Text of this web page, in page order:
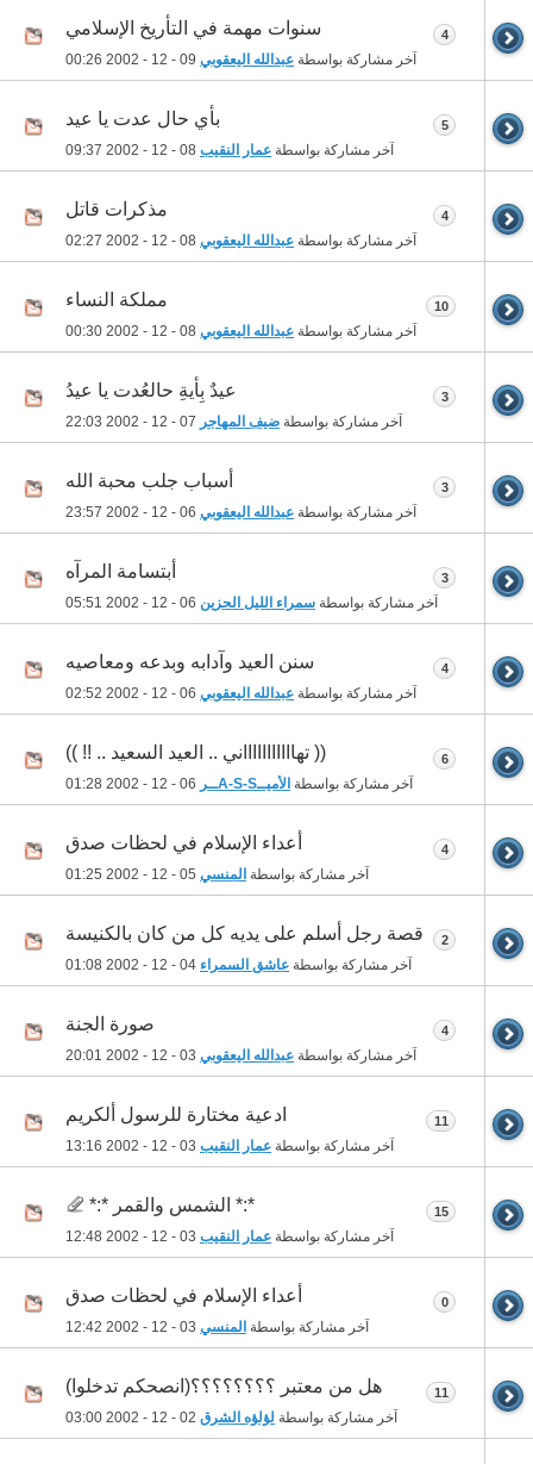
سنوات مهمة في التأريخ الإسلامي
آخر مشاركة بواسطة عبدالله اليعقوبي 00:26
4
بأي حال عدت يا عيد
آخر مشاركة بواسطة عمار النقيب 09:37
5
مذكرات قاتل
آخر مشاركة بواسطة عبدالله اليعقوبي 02:27
4
مملكة النساء
آخر مشاركة بواسطة عبدالله اليعقوبي 00:30
10
عيدٌ بِأيةِ حالعُدت يا عيدُ
آخر مشاركة بواسطة ضيف المهاجر 22:03
3
أسباب جلب محبة الله
آخر مشاركة بواسطة عبدالله اليعقوبي 23:57
3
أبتسامة المرآه
آخر مشاركة بواسطة سمراء الليل الحزين 05:51
3
سنن العيد وآدابه وبدعه ومعاصيه
آخر مشاركة بواسطة عبدالله اليعقوبي 02:52
4
(( تهاااااااااااني .. العيد السعيد .. !! ))
آخر مشاركة بواسطة الأميــA-S-Sــر 01:28
6
أعداء الإسلام في لحظات صدق
آخر مشاركة بواسطة المنسي 01:25
4
قصة رجل أسلم على يديه كل من كان بالكنيسة
آخر مشاركة بواسطة عاشق السمراء 01:08
2
صورة الجنة
آخر مشاركة بواسطة عبدالله اليعقوبي 20:01
4
ادعية مختارة للرسول ألكريم
آخر مشاركة بواسطة عمار النقيب 13:16
11
*:* الشمس والقمر *:*
آخر مشاركة بواسطة عمار النقيب 12:48
15
أعداء الإسلام في لحظات صدق
آخر مشاركة بواسطة المنسي 12:42
0
هل من معتبر ؟؟؟؟؟؟؟؟(انصحكم تدخلوا)
آخر مشاركة بواسطة لؤلؤه الشرق 03:00
11